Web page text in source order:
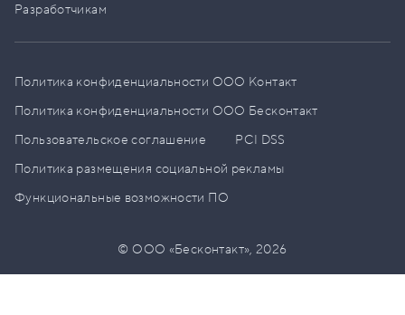
Разработчикам
Политика конфиденциальности ООО Контакт
Политика конфиденциальности ООО Бесконтакт
Пользовательское соглашение
PCI DSS
Политика размещения социальной рекламы
Функциональные возможности ПО
© ООО «Бесконтакт»,2026